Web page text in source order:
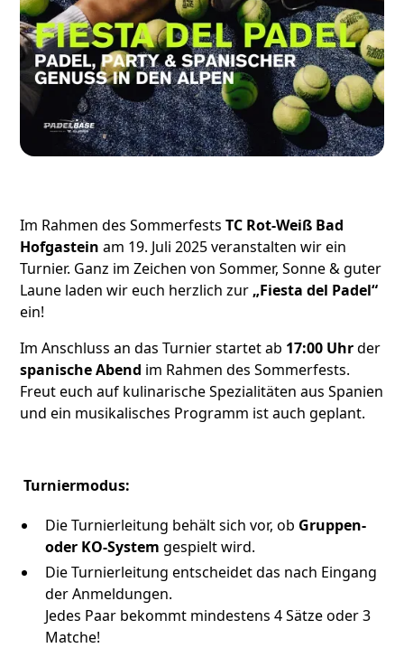
Im Rahmen des SommerfestsTC Rot-Weiß Bad
Hofgastein am 19. Juli 2025 veranstalten wir ein
Turnier. Ganz im Zeichen von Sommer, Sonne & guter
Laune laden wir euch herzlich zur „Fiesta del Padel“
ein!
Im Anschluss an das Turnier startet ab 17:00 Uhrder
spanische Abend im Rahmen des Sommerfests.
Freut euch auf kulinarische Spezialitäten aus Spanien
und ein musikalisches Programm ist auch geplant.
Turniermodus:
Die Turnierleitung behält sich vor, ob Gruppen-
oder KO-System gespielt wird.
Die Turnierleitung entscheidet das nach Eingang
der Anmeldungen.
Jedes Paar bekommt mindestens 4 Sätze oder 3
Matche!